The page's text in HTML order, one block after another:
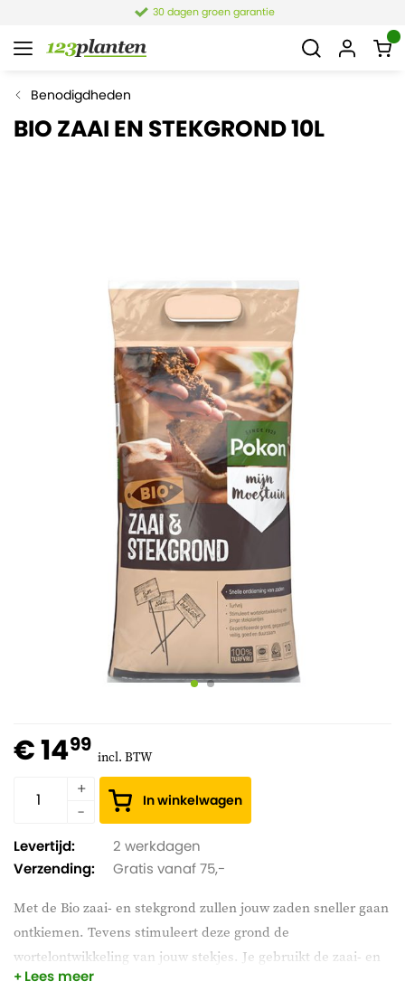
30 dagen groen garantie
Benodigdheden
BIO ZAAI EN STEKGROND 10L
Met de Bio zaai- en stekgrond zullen jouw zaden sneller gaan
ontkiemen. Tevens stimuleert deze grond de
wortelontwikkeling van jouw stekjes. Je gebruikt de zaai- en
stekgrond bij het voorzaaien in bloempotten en tuinkassen.
Lees meer
€ 1499 incl. BTW
In winkelwagen
Levertijd:
2 werkdagen
Verzending:
Gratis vanaf 75,-